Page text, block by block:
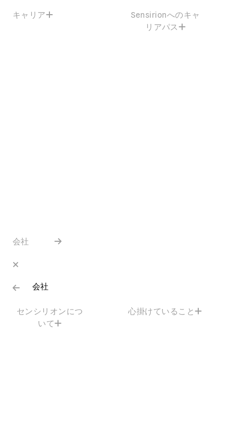
キャリア
Sensirionへのキャ
リアパス
会社
会社
センシリオンにつ
いて
心掛けていること